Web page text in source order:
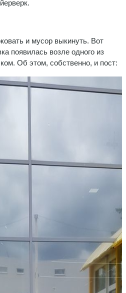
и мусор выкинуть. Вот
появилась возле одного из
Об этом, собственно, и пост: